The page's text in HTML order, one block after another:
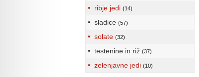
• ribje jedi (14)
• sladice (57)
• solate (32)
• testenine in riž (37)
• zelenjavne jedi (10)